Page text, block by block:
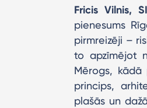
Fricis Vilnis,
pienesums
pirmreizēji –
to apzīmējot
Mērogs, kādā
princips,
plašās un